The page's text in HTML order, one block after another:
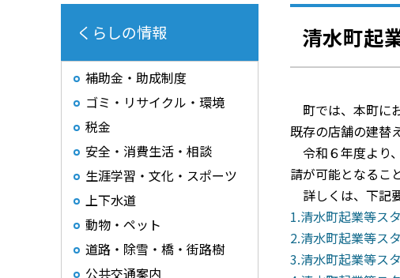
くらしの情報
補助金・助成制度
ゴミ・リサイクル・環境
税金
安全・消費生活・相談
生涯学習・文化・スポーツ
上下水道
動物・ペット
道路・除雪・橋・街路樹
公共交通案内
清水町起
町では、本町に
既存の店舗の建替
令和６年度より
請が可能となるこ
詳しくは、下記
1.清水町起業等ス
2.清水町起業等ス
3.清水町起業等ス